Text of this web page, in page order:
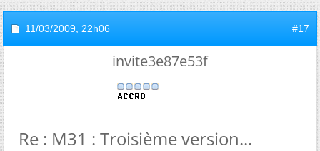
11/03/2009, 22h06 #17
invite3e87e53f
Re : M31 : Troisième version...